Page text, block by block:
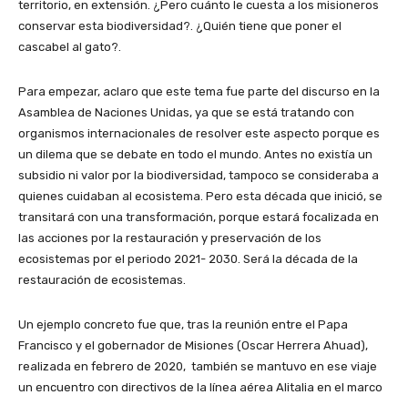
territorio, en extensión. ¿Pero cuánto le cuesta a los misioneros
conservar esta biodiversidad?. ¿Quién tiene que poner el
cascabel al gato?.
Para empezar, aclaro que este tema fue parte del discurso en la
Asamblea de Naciones Unidas, ya que se está tratando con
organismos internacionales de resolver este aspecto porque es
un dilema que se debate en todo el mundo. Antes no existía un
subsidio ni valor por la biodiversidad, tampoco se consideraba a
quienes cuidaban al ecosistema. Pero esta década que inició, se
transitará con una transformación, porque estará focalizada en
las acciones por la restauración y preservación de los
ecosistemas por el periodo 2021- 2030. Será la década de la
restauración de ecosistemas.
Un ejemplo concreto fue que, tras la reunión entre el Papa
Francisco y el gobernador de Misiones (Oscar Herrera Ahuad),
realizada en febrero de 2020, también se mantuvo en ese viaje
un encuentro con directivos de la línea aérea Alitalia en el marco